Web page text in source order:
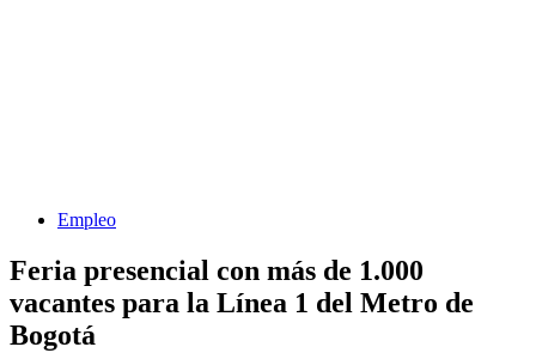
Empleo
Feria presencial con más de 1.000
vacantes para la Línea 1 del Metro de
Bogotá